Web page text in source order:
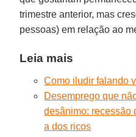
trimestre anterior, mas
pessoas) em relação ao
Leia mais
Como iludir falando
Desemprego que
desânimo: recessão
a dos ricos